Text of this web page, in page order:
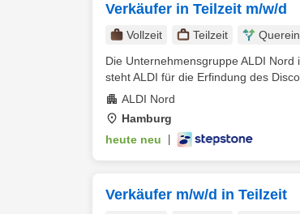
Verkäufer in Teilzeit m/w/d
Vollzeit Teilzeit
Die Unternehmensgruppe ALDI
steht ALDI für die Erfindung des
ALDI Nord
Hamburg
heute neu
Verkäufer m/w/d in Teilzeit